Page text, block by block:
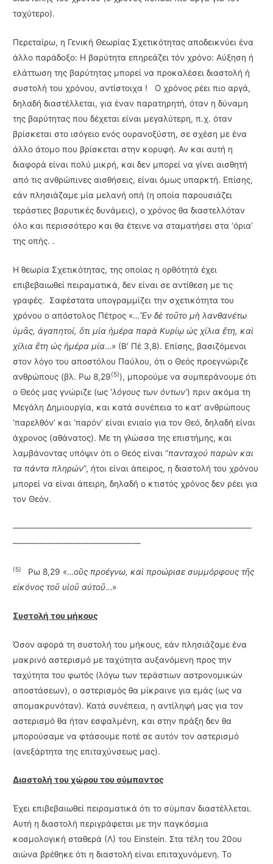
ταχύτερο).
Περεταίρω, η Γενική Θεωρίας Σχετικότητας αποδεικνύει ένα
άλλο παράδοξο: Η βαρύτητα επηρεάζει τόν χρόνο: Αύξη­ση ή
ελάττωση της βαρύτητας μπορεί να προκαλέσει διαστολή ή
συστολή του χρόνου, αντί­στοιχα ! Ο χρόνος ρέει πιο αργά,
δηλαδή διαστέλλεται, για έναν παρατηρητή, όταν η δύναμη
της βαρύ­τητας που δέχεται είναι μεγαλύτερη, π.χ. όταν
βρίσκεται στο ισόγειο ενός ουρανοξύστη, σε σχέση με ένα
άλλο άτομο που βρίσκεται στην κορυφή. Αν και αυτή η
διαφορά είναι πολύ μικρή, και δεν μπορεί να γίνει αισθητή
από τις ανθρώπινες αισθήσεις, είναι όμως υπαρκτή. Επίσης,
εάν πλησιάζαμε μία μελανή οπή (η οποία παρουσιάζει
τεράστιες βαρυτικές δυνά­μεις), ο χρόνος θα διαστελλόταν
όλο και περισσότερο και θα έτεινε να σταματήσει στα ‘όρια’
της οπής. .
Η θεωρία Σχετικότητας, της οποίας η ορθότητά έχει
επιβεβαιωθεί πειραματικά, δεν είναι σε αντίθεση με τις
γραφές. Σαφέστατα υπογραμμίζει την σχετικότητα του
χρόνου ο απόστολος Πέτρος «…Ἓν δὲ τοῦτο μὴ λανθανέτω
ὑμᾶς, ἀγαπητοί, ὅτι μία ἡμέρα παρὰ Κυρίῳ ὡς χίλια ἔτη, καὶ
χίλια ἔτη ὡς ἡμέρα μία…» (Β’ Πέ 3,8). Επίσης, βασιζόμενοι
στον λόγο του αποστόλου Παύλου, ότι ο Θεός προεγνώριζε
ανθρώπους (βλ. Ρω 8,29(5)), μπορούμε να συμπεράνουμε ότι
ο Θεός μας γνώριζε (ως ‘λόγους των όντων’) πριν ακόμα τη
Μεγάλη Δημιουργία, και κατά συνέπεια το κατ’ ανθρώπους
‘παρελθόν’ και ‘παρόν’ είναι ενιαίο για τον Θεό, δηλαδή είναι
άχρονος (αθάνατος). Με τη γλώσσα της επιστήμης, και
λαμβάνοντας υπόψιν ότι ο Θεός είναι “πανταχού παρών και
τα πάντα πληρών”, ήτοι είναι άπειρος, η διαστολή του χρόνου
μπορεί να είναι άπειρη, δηλαδή ο κτιστός χρόνος δεν ρέει για
τον Θεόν.
————————————————————————————
———————————————
(5) Ρω 8,29 «…οὓς προέγνω, καὶ προώρισε συμμόρφους τῆς
εἰκόνος τοῦ υἱοῦ αὐτοῦ…»
Συστολή του μήκους
Όσον αφορά τη συστολή του μήκους, εάν πλησιάζαμε ένα
μακρινό αστερισμό με ταχύτητα αυξανόμενη προς την
ταχύτητα του φωτός (λόγω των τεράστιων αστρονομικών
αποστάσεων), ο αστερισμός θα μίκραινε για εμάς (ως να
απομακρυνόταν). Κατά συνέπεια, η αντίληψή μας για τον
αστερισμό θα ήταν εσφαλμένη, και στην πράξη δεν θα
μπορούσαμε να φτάσουμε ποτέ σε αυτόν τον αστερισμό
(ανεξάρτητα της επιταχύνσεως μας).
Διαστολή του χώρου του σύμπαντος
Έχει επιβεβαιωθεί πειραματικά ότι το σύμπαν διαστέλλεται.
Αυτή η διαστολή περιγράφεται με την παγκόσμια
κοσμολογική σταθερά (Λ) του Einstein. Στα τέλη του 20ου
αιώνα βρέθηκε ότι η διαστολή είναι επιταχυνόμενη. Το